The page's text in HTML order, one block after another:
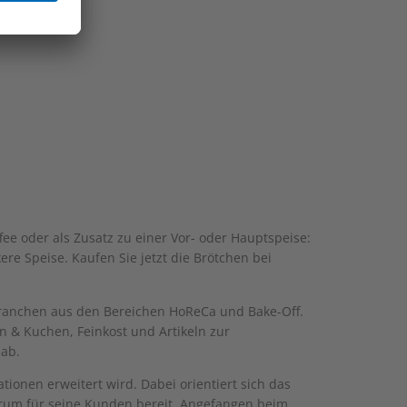
oder als Zusatz zu einer Vor- oder Hauptspeise:
Speise. Kaufen Sie jetzt die Brötchen bei
aus den Bereichen HoReCa und Bake-Off.
& Kuchen, Feinkost und Artikeln zur
erweitert wird. Dabei orientiert sich das